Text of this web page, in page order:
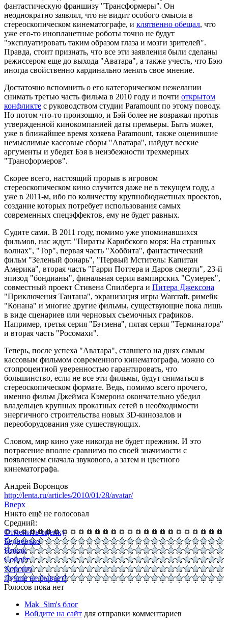
фантастическую франшизу "Трансформеры". Он
неоднократно заявлял, что не видит особого смысла в
стереоскопическом кинематографе, и клятвенно обещал, что
уже его-то инопланетные роботы точно не будут
"эксплуатировать таким образом глаза и мозги зрителей".
Правда, стоит признать, что все эти заявления были сделаны
режиссером еще до выхода "Аватара", а также учесть, что Бэю
иногда свойственно кардинально менять свое мнение.
Достаточно вспомнить о его категорическом нежелании
снимать третью часть фильма в 2010 году и почти открытом
конфликте с руководством студии Paramount по этому поводу.
Но потом что-то произошло, и Бэй более не возражал против
утвержденной кинокомпанией даты премьеры. Быть может,
уже в ближайшее время хозяева Paramount, также оценившие
немыслимые кассовые сборы "Аватара", найдут веские
аргументы и убедят Бэя в неизбежности трехмерных
"Трансформеров".
Скорее всего, настоящий прорыв в игровом
стереоскопическом кино случится даже не в текущем году, а
уже в 2011-м, ибо по количеству крупнобюджетных проектов,
создание которых потребует использования самых
современных спецэффектов, ему не будет равных.
Судите сами. В 2011 году, помимо уже упоминавшихся
фильмов, нас ждут: "Пираты Карибского моря: На странных
волнах", "Тор", первая часть "Хоббита", фантастический
фильм "Зеленый фонарь", "Первый Мститель: Капитан
Америка", вторая часть "Гарри Поттера и Даров смерти", 23-й
эпизод "бондианы", финальная серия вампирских "Сумерек",
совместный проект Стивена Спилберга и Питера Джексона
"Приключения Тантана", экранизация игры Warcraft, римейк
"Конана" и многие другие фильмы, существующие пока лишь
в виде сценариев или черновых съемочных графиков.
Например, третья серия "Бэтмена", пятая серия "Терминатора"
и вторая часть "Росомахи".
Теперь, после успеха "Аватара", ставшего на днях самым
кассовым фильмом современного кинематографа, можно со
стопроцентной уверенностью гарантировать, что
большинство, если не все эти фильмы, будут сниматься в
стереоскопическом формате. Ведь, помимо всего прочего,
именно фильм Джеймса Кэмерона окончательно убедил
владельцев крупных прокатных сетей в необходимости
энергичного строительства новых 3D-кинозалов и
переоборудования уже существующих.
Словом, мир кино уже никогда не будет прежним. И это
потрясение вполне сравнимо по своей значимости с
появлением сначала звукового, а затем и цветного
кинематографа.
Андрей Воронцов
http://lenta.ru/articles/2010/01/28/avatar/
Вверх
Никто ещё не голосовал
Средний:
Отменить оценку
Бедненько
Никак
Сойдёт
Хорошо
Лучше не бывает!
Голосов пока нет
Mak_Sim's блог
Войдите на сайт для отправки комментариев